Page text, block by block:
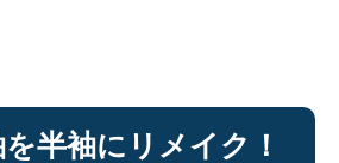
半袖にリメイク！